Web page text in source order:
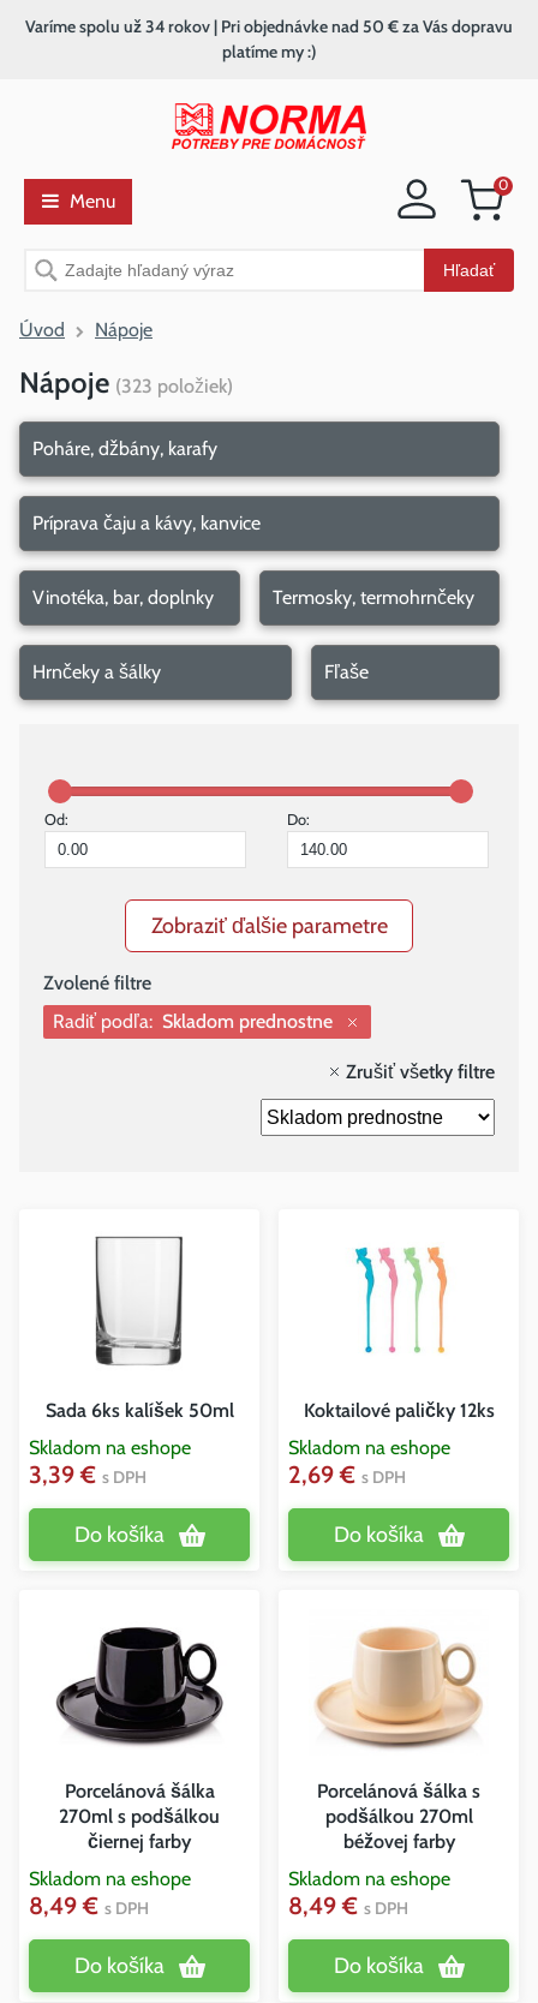
Nákupný
0
Vyhľadávanie Hľadať
Varíme spolu už 34 rokov | Pri objednávke nad 50 € za Vás dopravu
platíme my :)
Menu
Úvod Nápoje
Nápoje (323 položiek)
Poháre, džbány, karafy
Príprava čaju a kávy, kanvice
Vinotéka, bar, doplnky Termosky, termohrnčeky
Hrnčeky a šálky Fľaše
Od: Do:
Zobraziť ďalšie parametre
Radiť podľa: Skladom prednostne
Zrušiť všetky filtre
Sada 6ks kalíšek 50ml
Skladom na eshope
3,39 € s DPH
Do košíka
Koktailové paličky 12ks
Skladom na eshope
2,69 € s DPH
Do košíka
Porcelánová šálka
270ml s podšálkou
čiernej farby
Skladom na eshope
8,49 € s DPH
Do košíka
Porcelánová šálka s
podšálkou 270ml
béžovej farby
Skladom na eshope
8,49 € s DPH
Do košíka